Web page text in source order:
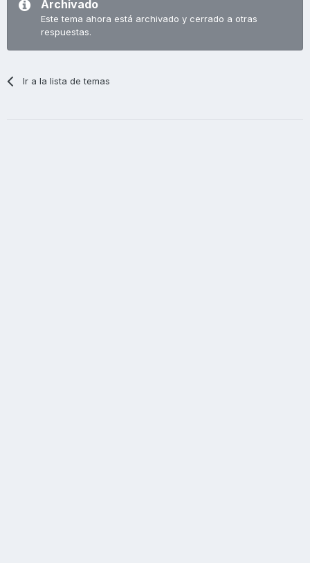
Archivado
Este tema ahora está archivado y cerrado a otras
respuestas.
Ir a la lista de temas